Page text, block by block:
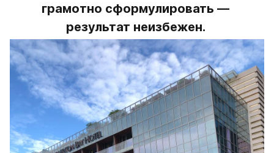
грамотно сформулировать —
результат неизбежен.